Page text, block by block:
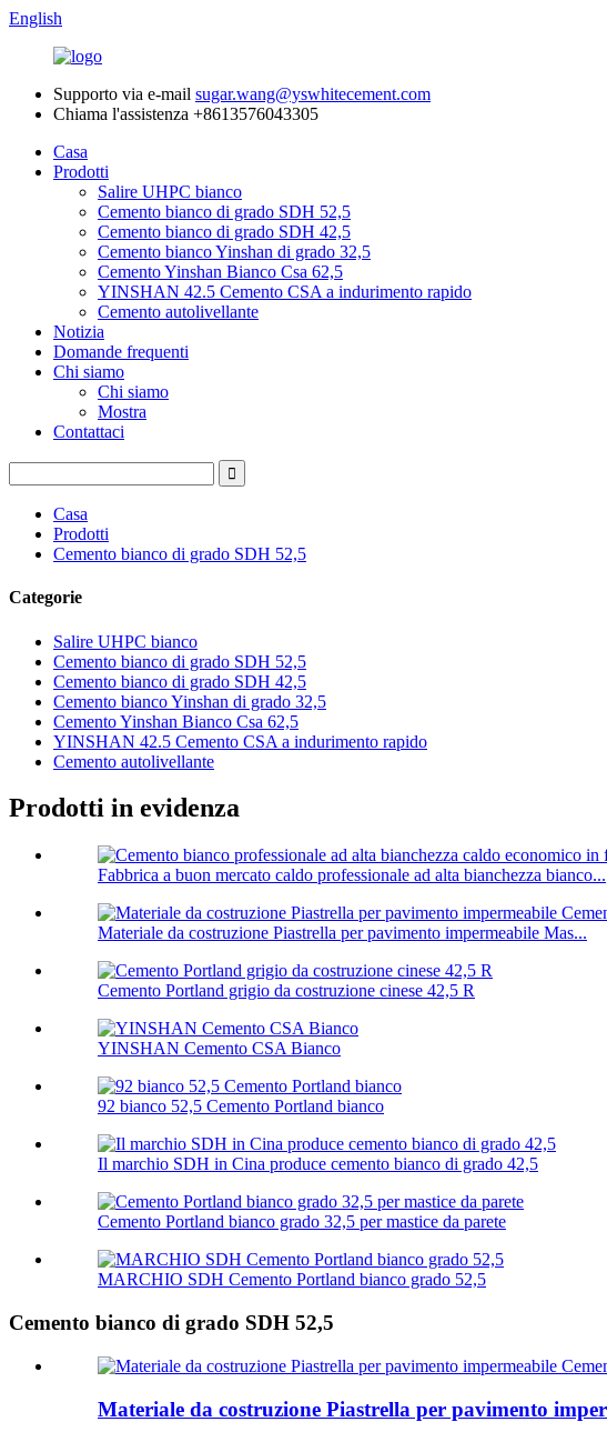
English
Supporto via e-mail sugar.wang@yswhitecement.com
Chiama l'assistenza +8613576043305
Casa
Prodotti
Salire UHPC bianco
Cemento bianco di grado SDH 52,5
Cemento bianco di grado SDH 42,5
Cemento bianco Yinshan di grado 32,5
Cemento Yinshan Bianco Csa 62,5
YINSHAN 42.5 Cemento CSA a indurimento rapido
Cemento autolivellante
Notizia
Domande frequenti
Chi siamo
Chi siamo
Mostra
Contattaci
Casa
Prodotti
Cemento bianco di grado SDH 52,5
Categorie
Salire UHPC bianco
Cemento bianco di grado SDH 52,5
Cemento bianco di grado SDH 42,5
Cemento bianco Yinshan di grado 32,5
Cemento Yinshan Bianco Csa 62,5
YINSHAN 42.5 Cemento CSA a indurimento rapido
Cemento autolivellante
Prodotti in evidenza
Fabbrica a buon mercato caldo professionale ad alta bianchezza bianco...
Materiale da costruzione Piastrella per pavimento impermeabile Mas...
Cemento Portland grigio da costruzione cinese 42,5 R
YINSHAN Cemento CSA Bianco
92 bianco 52,5 Cemento Portland bianco
Il marchio SDH in Cina produce cemento bianco di grado 42,5
Cemento Portland bianco grado 32,5 per mastice da parete
MARCHIO SDH Cemento Portland bianco grado 52,5
Cemento bianco di grado SDH 52,5
Materiale da costruzione Piastrella per pavimento